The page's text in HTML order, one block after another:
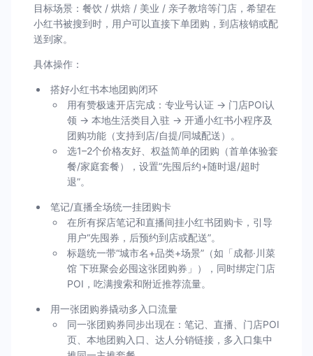
目标场景：餐饮 / 烘焙 / 美业 / 亲子教培等门店，希望在
小红书被搜到时，用户可以直接下单团购，到店核销或配
送到家。
具体操作：
搭好小红书本地团购闭环
用有赞极速开店完成：专业号认证 → 门店POI认
领 → 本地生活类目入驻 → 开通小红书小程序及
团购功能（支持到店/自提/同城配送）。
选1–2个价格友好、权益简单的团购（首单体验套
餐/家庭套餐），设置“先囤后约+随时退/超时
退”。
笔记/直播全场统一挂团购卡
在所有探店笔记和直播间挂小红书团购卡，引导
用户“先囤券，后预约到店或配送”。
标题统一带“城市名+品类+场景”（如「成都·川菜
馆 下班聚会必囤这张团购券」），同时绑定门店
POI，吃满搜索和附近推荐流量。
用一张团购券撬动多入口流量
同一张团购券同步出现在：笔记、直播、门店POI
页、本地团购入口、达人分销链接，多入口集中